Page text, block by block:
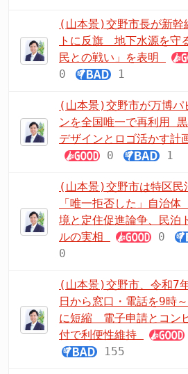
(山本景)交野市長が新幹
トに反旗 地下水源を守
民との戦い」を表明
0
1
(山本景)交野市が万博パ
ンを全国唯一で再利用
デザインとロゴ活かす計
0
1
(山本景)交野市は特区民
「唯一拒否した」自治
境と定住促進論争、民泊
ルの実相
0
0
(山本景)交野市、令和7
日から窓口・電話を9時
に短縮 電子申請とコン
付で利便性維持
155